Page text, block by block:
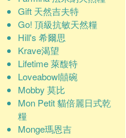
Gift 天然吉夫特
Go! 頂級抗敏天然糧
Hill's 希爾思
Krave渴望
Lifetime 萊馥特
Loveabowl囍碗
Mobby 莫比
Mon Petit 貓倍麗日式乾
糧
Monge瑪恩吉